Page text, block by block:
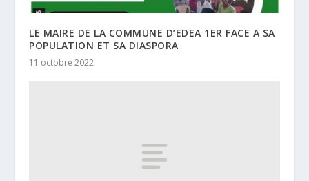
LE MAIRE DE LA COMMUNE D’EDEA 1ER FACE A SA
POPULATION ET SA DIASPORA
11 octobre 2022